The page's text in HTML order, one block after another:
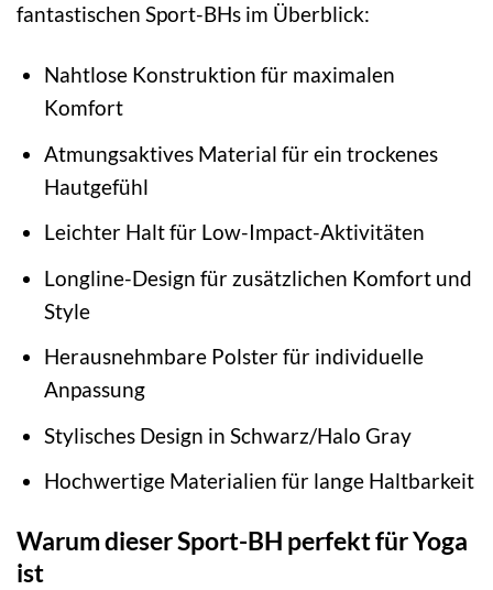
fantastischen Sport-BHs im Überblick:
Nahtlose Konstruktion für maximalen
Komfort
Atmungsaktives Material für ein trockenes
Hautgefühl
Leichter Halt für Low-Impact-Aktivitäten
Longline-Design für zusätzlichen Komfort und
Style
Herausnehmbare Polster für individuelle
Anpassung
Stylisches Design in Schwarz/Halo Gray
Hochwertige Materialien für lange Haltbarkeit
Warum dieser Sport-BH perfekt für Yoga
ist